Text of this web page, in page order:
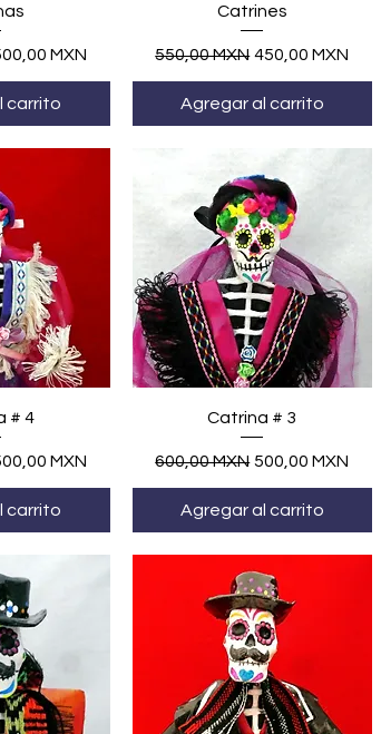
de oferta
MXN
carrito
Vista rápida
Catrines
Precio
550,00 MXN Precio de oferta
450,00 MXN
Agregar al carrito
# 4
de oferta
MXN
carrito
Vista rápida
Catrina # 3
Precio
600,00 MXN Precio de oferta
500,00 MXN
Agregar al carrito